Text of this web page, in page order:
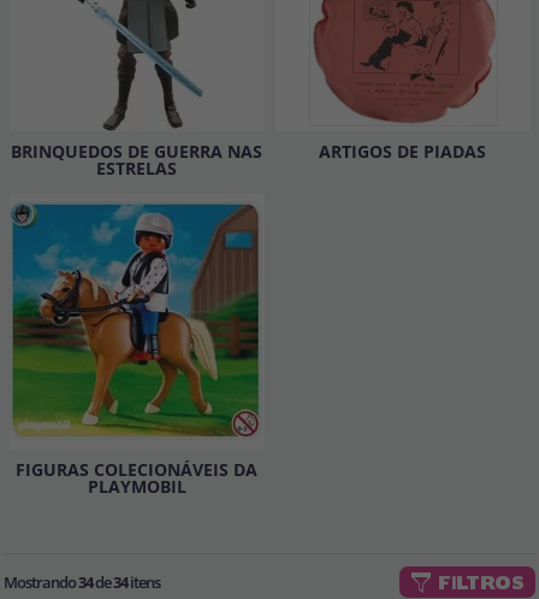
Ao criar uma conta em disfracestuyyo.pt
, você poderá fazer suas
compras rapidamente em nossa loja virtual, verificar o status de seus
pedidos e consultar suas operações anteriores.
Vá em frente! Estávamos esperando por você.
CRIAR CONTA
BRINQUEDOS DE GUERRA NAS
ESTRELAS
ARTIGOS DE PIADAS
FIGURAS COLECIONÁVEIS DA
PLAYMOBIL
Mostrando34de34itens FILTROS